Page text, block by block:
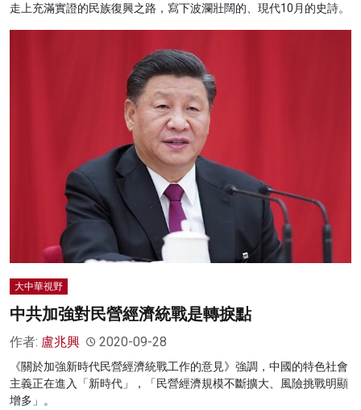
走上充滿實證的民族復興之路，寫下波瀾壯闊的、現代10月的史詩。
大中華視野
中共加強對民營經濟統戰是轉捩點
作者: 盧兆興 2020-09-28
《關於加強新時代民營經濟統戰工作的意見》強調，中國的特色社會
主義正在進入「新時代」，「民營經濟規模不斷擴大、風險挑戰明顯
增多」。